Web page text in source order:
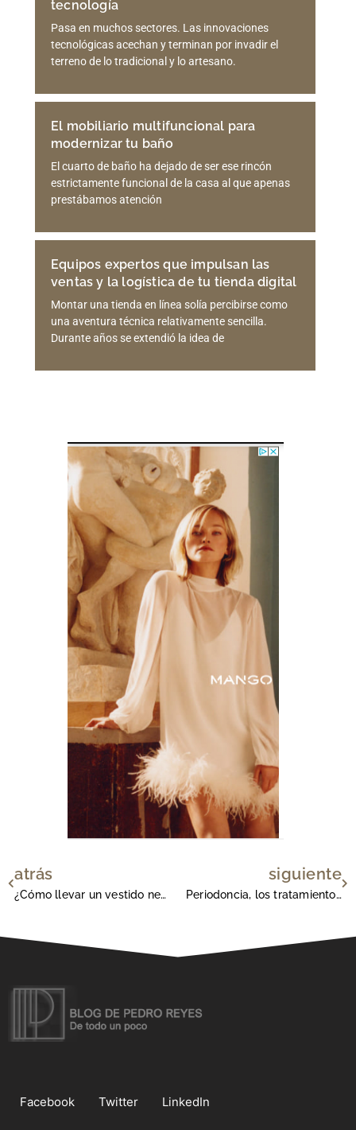
tecnología
Pasa en muchos sectores. Las innovaciones
tecnológicas acechan y terminan por invadir el
terreno de lo tradicional y lo artesano.
El mobiliario multifuncional para
modernizar tu baño
El cuarto de baño ha dejado de ser ese rincón
estrictamente funcional de la casa al que apenas
prestábamos atención
Equipos expertos que impulsan las
ventas y la logística de tu tienda digital
Montar una tienda en línea solía percibirse como
una aventura técnica relativamente sencilla.
Durante años se extendió la idea de
Ant
atrás
¿Cómo llevar un vestido negro en verano?
siguiente
Periodoncia, los tratamientos que pueden salvar tus dientes
Facebook Twitter LinkedIn